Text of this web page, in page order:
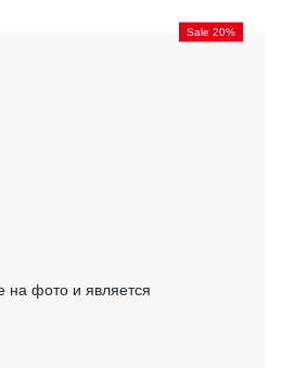
Sale 20%
на фото и является